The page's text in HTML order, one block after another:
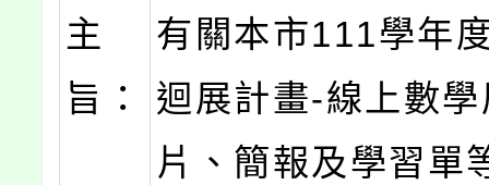
主
旨：
有關本市111學年
迴展計畫-線上數
片、簡報及學習單